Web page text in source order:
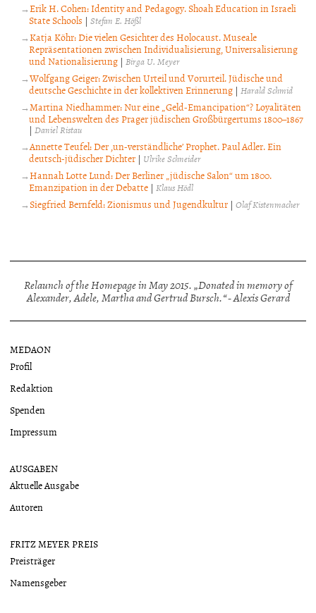
Erik H. Cohen: Identity and Pedagogy. Shoah Education in Israeli
State Schools | Stefan E. Hößl
Katja Köhr: Die vielen Gesichter des Holocaust. Museale
Repräsentationen zwischen Individualisierung, Universalisierung
und Nationalisierung | Birga U. Meyer
Wolfgang Geiger: Zwischen Urteil und Vorurteil. Jüdische und
deutsche Geschichte in der kollektiven Erinnerung | Harald Schmid
Martina Niedhammer: Nur eine „Geld-Emancipation“? Loyalitäten
und Lebenswelten des Prager jüdischen Großbürgertums 1800–1867
| Daniel Ristau
Annette Teufel: Der ‚un-verständliche’ Prophet. Paul Adler. Ein
deutsch-jüdischer Dichter | Ulrike Schneider
Hannah Lotte Lund: Der Berliner „jüdische Salon“ um 1800.
Emanzipation in der Debatte | Klaus Hödl
Siegfried Bernfeld: Zionismus und Jugendkultur |Olaf Kistenmacher
Relaunch of the Homepage in May 2015. „Donated in memory of
Alexander, Adele, Martha and Gertrud Bursch.“ - Alexis Gerard
MEDAON
Profil
Redaktion
Spenden
Impressum
AUSGABEN
Aktuelle Ausgabe
Autoren
FRITZ MEYER PREIS
Preisträger
Namensgeber